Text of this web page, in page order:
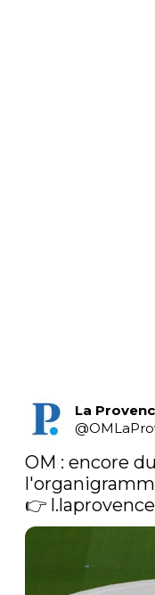
La
@
OM : encore
👉